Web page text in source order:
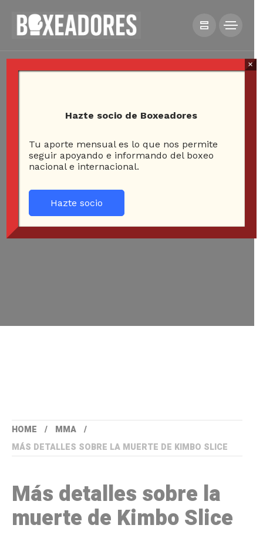
HOME
MMA
MÁS DETALLES SOBRE LA MUERTE DE KIMBO SLICE
Más detalles sobre la
muerte de Kimbo Slice
Hazte socio de Boxeadores
Tu aporte mensual es lo que nos permite
seguir apoyando e informando del boxeo
nacional e internacional.
Hazte socio
×